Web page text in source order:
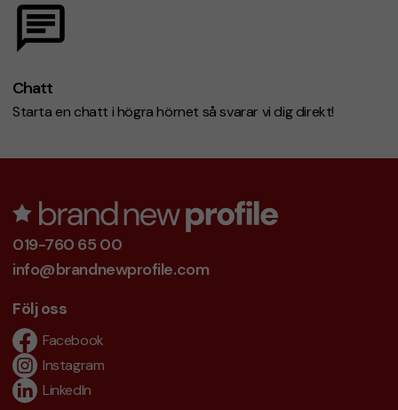
Chatt
Starta en chatt i högra hörnet så svarar vi dig direkt!
019-760 65 00
info@brandnewprofile.com
Följ oss
Facebook
Instagram
LinkedIn